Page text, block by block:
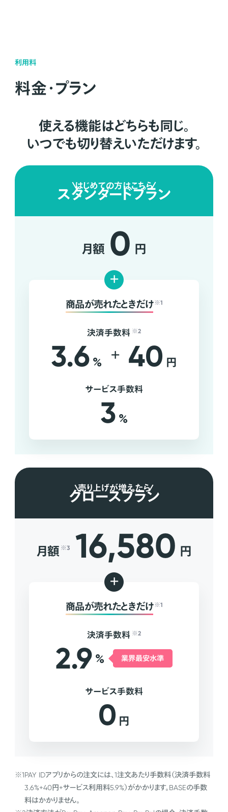
利用料
料金・プラン
使える機能はどちらも同じ。
いつでも切り替えいただけます。
はじめての方はこちら
スタンダードプラン
月額 0 円
+
商品が売れたときだけ ※1
決済手数料 ※2
3.6 % + 40 円
サービス手数料
3 %
売り上げが増えたら
グロースプラン
月額 ※3 16,580 円
+
商品が売れたときだけ ※1
決済手数料 ※2
2.9 % 業界最安水準
サービス手数料
0 円
※1PAY IDアプリからの注文には、1注文あたり手数料（決済手数料
3.6%+40円+サービス利用料5.9%）がかかります。BASEの手数
料はかかりません。